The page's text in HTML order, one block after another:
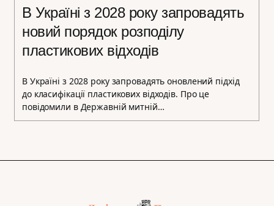
В Україні з 2028 року запровадять
новий порядок розподілу
пластикових відходів
В Україні з 2028 року запровадять оновлений підхід
до класифікації пластикових відходів. Про це
повідомили в Державній митній…